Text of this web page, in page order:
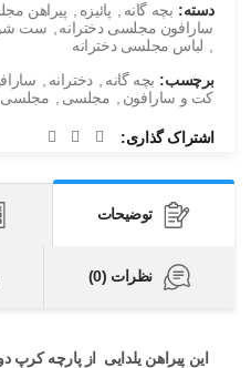
دسته: بچه گانه پائیزه پیراهن
سارافون مجلسی دخترانه
ست
لباس مجلسی دخترانه
برچسب: بچه گانه دخترانه
کت و سارافون
مجلسی مجلسی
اشتراک گذاری
توضیحات
نظرات (0)
این پیراهن یلدایی از پارچه